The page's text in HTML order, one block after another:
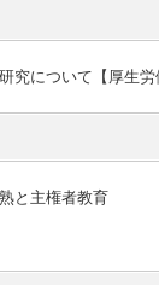
究について【厚生労
と主権者教育